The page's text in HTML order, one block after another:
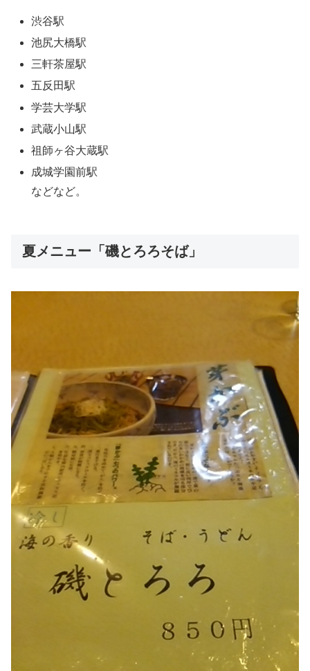
渋谷駅
池尻大橋駅
三軒茶屋駅
五反田駅
学芸大学駅
武蔵小山駅
祖師ヶ谷大蔵駅
成城学園前駅
などなど。
夏メニュー「磯とろろそば」